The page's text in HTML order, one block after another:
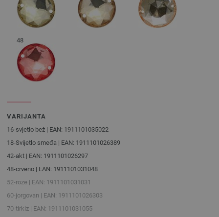
48
VARIJANTA
16-svjetlo bež | EAN: 1911101035022
18-Svijetlo smeđa | EAN: 1911101026389
42-akt | EAN: 1911101026297
48-crveno | EAN: 1911101031048
52-roze | EAN: 1911101031031
60-jorgovan | EAN: 1911101026303
70-tirkiz | EAN: 1911101031055